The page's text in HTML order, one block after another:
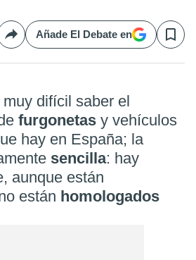
CompartirAñade El Debate en Save
furgonetas y vehículos
hay en España; la
sencilla: hay
aunque están
están homologados